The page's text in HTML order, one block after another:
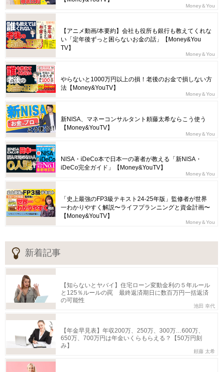
Money＆You
【アニメ動画/本要約】会社も役所も銀行も教えてくれな
い「定年後ずっと困らないお金の話」【Money&You
TV】
Money＆You
やらないと1000万円以上の損！老後のお金で損しない方
法【Money&YouTV】
Money＆You
新NISA、マネーコンサルタント頼藤太希ならこう使う
【Money&YouTV】
Money＆You
NISA・iDeCo本で日本一の著者が教える「新NISA・
iDeCo完全ガイド」【Money&YouTV】
Money＆You
「史上最強のFP3級テキスト24-25年版」監修者が世界
一わかりやすく解説〜ライフプランニングと資金計画〜
【Money&YouTV】
Money＆You
新着記事
【知らないとヤバイ】住宅ローン変動金利の５年ルール
と125％ルールの罠 最終返済期日に数百万円一括返済
の可能性
池田 幸代
【年金早見表】年収200万、250万、300万…600万、
650万、700万円は年金いくらもらえる？【50万円刻
み】
頼藤 太希